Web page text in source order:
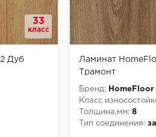
33
класс
Дуб
Ламинат
Трамонт
Бренд:
HomeFloor
Класс
Толщина,мм: 8
Тип соединения: